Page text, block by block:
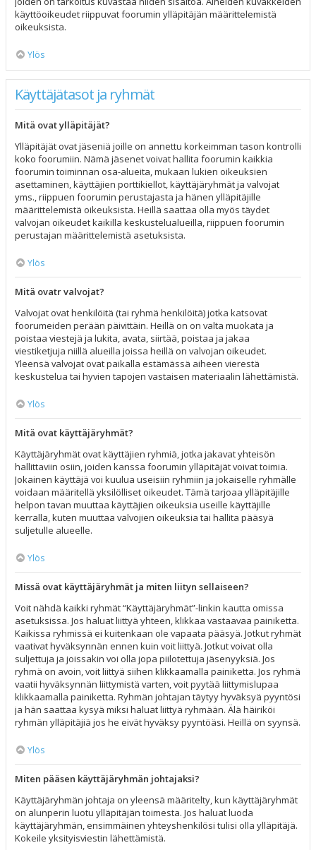
käyttöoikeudet riippuvat foorumin ylläpitäjän määrittelemistä
oikeuksista.
Ylös
Käyttäjätasot ja ryhmät
Mitä ovat ylläpitäjät?
Ylläpitäjät ovat jäseniä joille on annettu korkeimman tason kontrolli
koko foorumiin. Nämä jäsenet voivat hallita foorumin kaikkia
foorumin toiminnan osa-alueita, mukaan lukien oikeuksien
asettaminen, käyttäjien porttikiellot, käyttäjäryhmät ja valvojat
yms., riippuen foorumin perustajasta ja hänen ylläpitäjille
määrittelemistä oikeuksista. Heillä saattaa olla myös täydet
valvojan oikeudet kaikilla keskustelualueilla, riippuen foorumin
perustajan määrittelemistä asetuksista.
Ylös
Mitä ovatr valvojat?
Valvojat ovat henkilöitä (tai ryhmä henkilöitä) jotka katsovat
foorumeiden perään päivittäin. Heillä on on valta muokata ja
poistaa viestejä ja lukita, avata, siirtää, poistaa ja jakaa
viestiketjuja niillä alueilla joissa heillä on valvojan oikeudet.
Yleensä valvojat ovat paikalla estämässä aiheen vierestä
keskustelua tai hyvien tapojen vastaisen materiaalin lähettämistä.
Ylös
Mitä ovat käyttäjäryhmät?
Käyttäjäryhmät ovat käyttäjien ryhmiä, jotka jakavat yhteisön
hallittaviin osiin, joiden kanssa foorumin ylläpitäjät voivat toimia.
Jokainen käyttäjä voi kuulua useisiin ryhmiin ja jokaiselle ryhmälle
voidaan määritellä yksilölliset oikeudet. Tämä tarjoaa ylläpitäjille
helpon tavan muuttaa käyttäjien oikeuksia useille käyttäjille
kerralla, kuten muuttaa valvojien oikeuksia tai hallita pääsyä
suljetulle alueelle.
Ylös
Missä ovat käyttäjäryhmät ja miten liityn sellaiseen?
Voit nähdä kaikki ryhmät “Käyttäjäryhmät”-linkin kautta omissa
asetuksissa. Jos haluat liittyä yhteen, klikkaa vastaavaa painiketta.
Kaikissa ryhmissä ei kuitenkaan ole vapaata pääsyä. Jotkut ryhmät
vaativat hyväksynnän ennen kuin voit liittyä. Jotkut voivat olla
suljettuja ja joissakin voi olla jopa piilotettuja jäsenyyksiä. Jos
ryhmä on avoin, voit liittyä siihen klikkaamalla painiketta. Jos ryhmä
vaatii hyväksynnän liittymistä varten, voit pyytää liittymislupaa
klikkaamalla painiketta. Ryhmän johtajan täytyy hyväksyä pyyntösi
ja hän saattaa kysyä miksi haluat liittyä ryhmään. Älä häiriköi
ryhmän ylläpitäjiä jos he eivät hyväksy pyyntöäsi. Heillä on syynsä.
Ylös
Miten pääsen käyttäjäryhmän johtajaksi?
Käyttäjäryhmän johtaja on yleensä määritelty, kun käyttäjäryhmät
on alunperin luotu ylläpitäjän toimesta. Jos haluat luoda
käyttäjäryhmän, ensimmäinen yhteyshenkilösi tulisi olla ylläpitäjä.
Kokeile yksityisviestin lähettämistä.